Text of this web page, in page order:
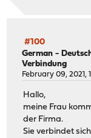
#100
German -
Verbindung
February 09, 2021,
Hallo,
meine Frau
der Firma.
Sie verbindet